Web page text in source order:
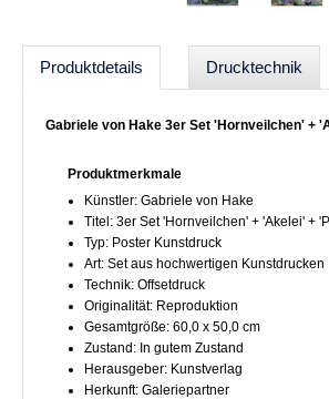
Produktdetails Drucktechnik
Gabriele von Hake 3er Set 'Hornveilchen' +
Produktmerkmale
Künstler: Gabriele von Hake
Titel: 3er Set 'Hornveilchen' + 'Akelei' +
Typ: Poster Kunstdruck
Art: Set aus hochwertigen Kunstdrucken
Technik: Offsetdruck
Originalität: Reproduktion
Gesamtgröße: 60,0 x 50,0 cm
Zustand: In gutem Zustand
Herausgeber: Kunstverlag
Herkunft: Galeriepartner